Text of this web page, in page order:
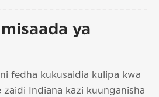
ya
fedha kukusaidia kulipa kwa
zaidi Indiana kazi kuunganisha